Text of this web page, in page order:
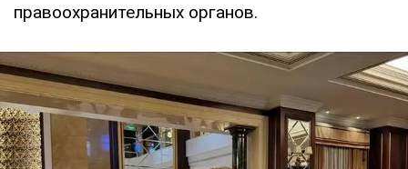
правоохранительных органов.